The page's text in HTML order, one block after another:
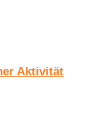
Aktivität